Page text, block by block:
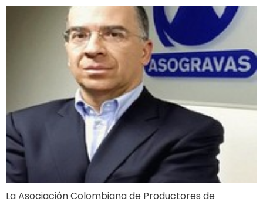
La Asociación Colombiana de Productores de